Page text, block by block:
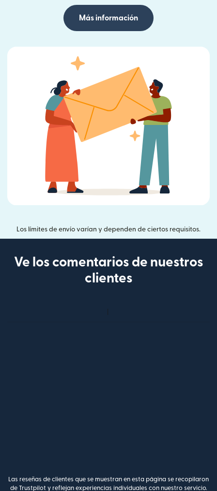
Más información
Los límites de envío varían y dependen de ciertos requisitos.
Ve los comentarios de nuestros
clientes
Las reseñas de clientes que se muestran en esta página se recopilaron
de Trustpilot y reflejan experiencias individuales con nuestro servicio.